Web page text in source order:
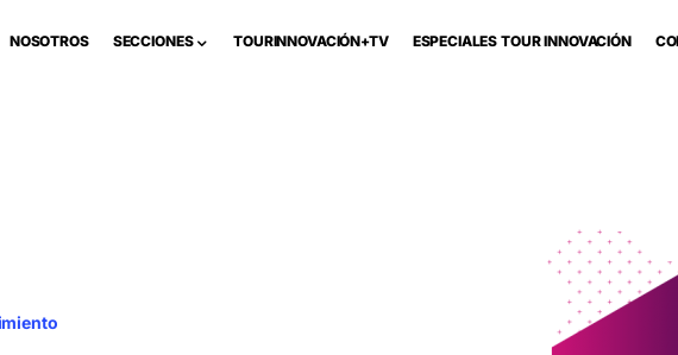
NOSOTROS SECCIONES TOURINNOVACIÓN+TV ESPECIALES TOUR INNOVACIÓN